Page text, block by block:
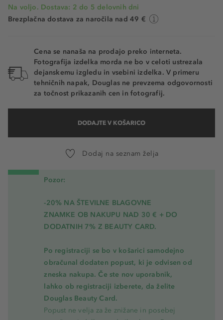
Na voljo. Dostava: 2 do 5 delovnih dni
Brezplačna dostava za naročila nad 49 €
Cena se nanaša na prodajo preko interneta.
Fotografija izdelka morda ne bo v celoti ustrezala
dejanskemu izgledu in vsebini izdelka. V primeru
tehničnih napak, Douglas ne prevzema odgovornosti
za točnost prikazanih cen in fotografij.
DODAJTE V KOŠARICO
Dodaj na seznam želja
Pozor:
-20% NA ŠTEVILNE BLAGOVNE
ZNAMKE OB NAKUPU NAD 30 € + DO
DODATNIH 7% Z BEAUTY CARD.
Po registraciji se bo v košarici samodejno
obračunal dodaten popust, ki je odvisen od
zneska nakupa. Če ste nov uporabnik,
lahko ob registraciji izberete, da želite
Douglas Beauty Card.
Popust ne velja za že znižane in posebej